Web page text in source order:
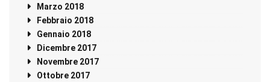
Marzo 2018
Febbraio 2018
Gennaio 2018
Dicembre 2017
Novembre 2017
Ottobre 2017